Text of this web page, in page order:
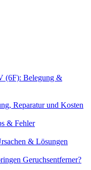
(6F): Belegung &
Reparatur und Kosten
& Fehler
& Lösungen
Geruchsentferner?